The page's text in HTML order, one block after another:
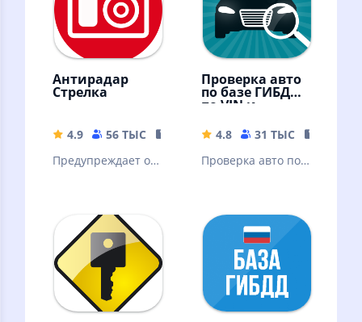
Антирадар
Стрелка
4.9 56 ТЫС
15.68 MB
Предупреждает о
Проверка авто
по базе ГИБДД
по VIN и
4.8 31 ТЫС
Проверка авто по
базам ГИБДД на
ДТП, штрафы,
пробег